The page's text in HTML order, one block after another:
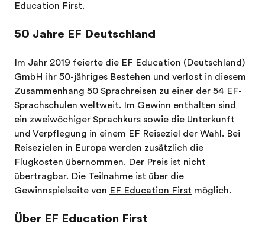
Education First.
50 Jahre EF Deutschland
Im Jahr 2019 feierte die EF Education (Deutschland)
GmbH ihr 50-jähriges Bestehen und verlost in diesem
Zusammenhang 50 Sprachreisen zu einer der 54 EF-
Sprachschulen weltweit. Im Gewinn enthalten sind
ein zweiwöchiger Sprachkurs sowie die Unterkunft
und Verpflegung in einem EF Reiseziel der Wahl. Bei
Reisezielen in Europa werden zusätzlich die
Flugkosten übernommen. Der Preis ist nicht
übertragbar. Die Teilnahme ist über die
Gewinnspielseite von EF Education First möglich.
Über EF Education First